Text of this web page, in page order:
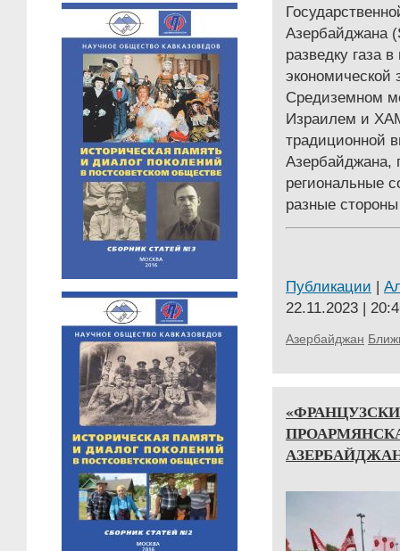
Азербайджана
разведку газа
экономической
Средиземном
Израилем и
традиционной
Азербайджана,
региональные
разные
Публикации |
22.11.2023 |
Азербайджан